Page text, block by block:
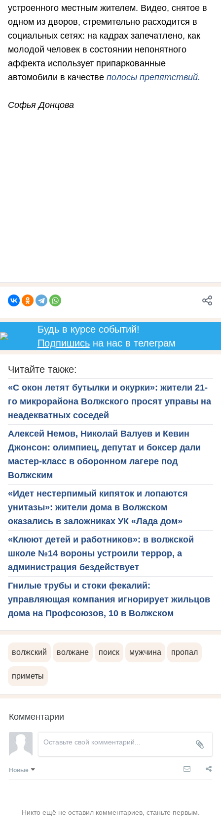
устроенного местным жителем. Видео, снятое в
одном из дворов, стремительно расходится в
социальных сетях: на кадрах запечатлено, как
молодой человек в состоянии непонятного
аффекта использует припаркованные
автомобили в качестве полосы препятствий.
Софья Донцова
Будь в курсе событий!
Подпишисьна нас в телеграм
Читайте также:
«С окон летят бутылки и окурки»: жители 21-
го микрорайона Волжского просят управы на
неадекватных соседей
Алексей Немов, Николай Валуев и Кевин
Джонсон: олимпиец, депутат и боксер дали
мастер-класс в оборонном лагере под
Волжским
«Идет нестерпимый кипяток и лопаются
унитазы»: жители дома в Волжском
оказались в заложниках УК «Лада дом»
«Клюют детей и работников»: в волжской
школе №14 вороны устроили террор, а
администрация бездействует
Гнилые трубы и стоки фекалий:
управляющая компания игнорирует жильцов
дома на Профсоюзов, 10 в Волжском
волжский волжане поиск мужчина пропал
приметы
Комментарии
Новые
Никто ещё не оставил комментариев, станьте первым.